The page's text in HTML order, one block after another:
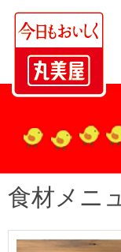
食材メニ